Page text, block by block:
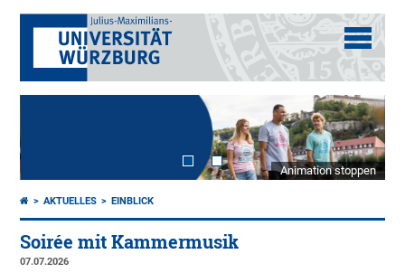
Animation stoppen
AKTUELLES EINBLICK
Soirée mit Kammermusik
07.07.2026